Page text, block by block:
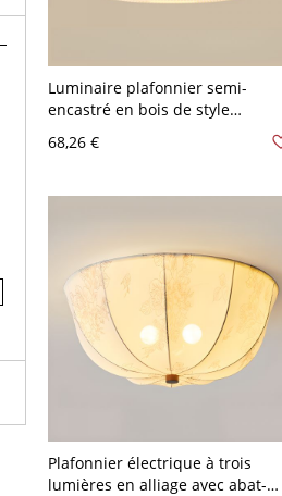
Luminaire plafonnier semi-
encastré en bois de style
moderne - 110 V-120 V 30,48 cm
Naturel
68,26 €
Plafonnier électrique à trois
lumières en alliage avec abat-